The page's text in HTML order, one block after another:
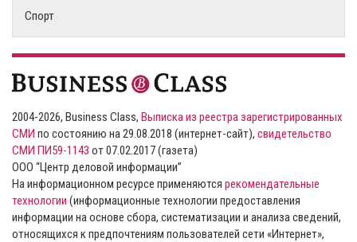
Спорт
2004-2026, Business Class, Выписка из реестра зарегистрированных
СМИ по состоянию на 29.08.2018 (интернет-сайт), свидетельство
СМИ ПИ59-1143 от 07.02.2017 (газета)
ООО “Центр деловой информации”
На информационном ресурсе применяются рекомендательные
технологии (информационные технологии предоставления
информации на основе сбора, систематизации и анализа сведений,
относящихся к предпочтениям пользователей сети «Интернет»,